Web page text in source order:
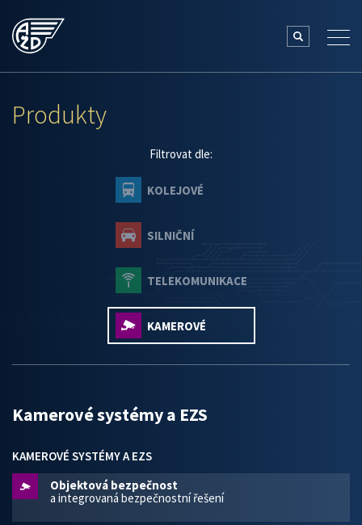
Produkty
Filtrovat dle:
KOLEJOVÉ
SILNIČNÍ
TELEKOMUNIKACE
KAMEROVÉ
Kamerové systémy a EZS
KAMEROVÉ SYSTÉMY A EZS
Objektová bezpečnost
a integrovaná bezpečnostní řešení